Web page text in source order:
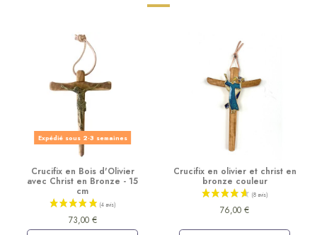
Expédié sous 2-3 semaines
Crucifix en Bois d'Olivier
avec Christ en Bronze - 15
cm
73,00 €
Crucifix en olivier et christ en
bronze couleur
76,00 €